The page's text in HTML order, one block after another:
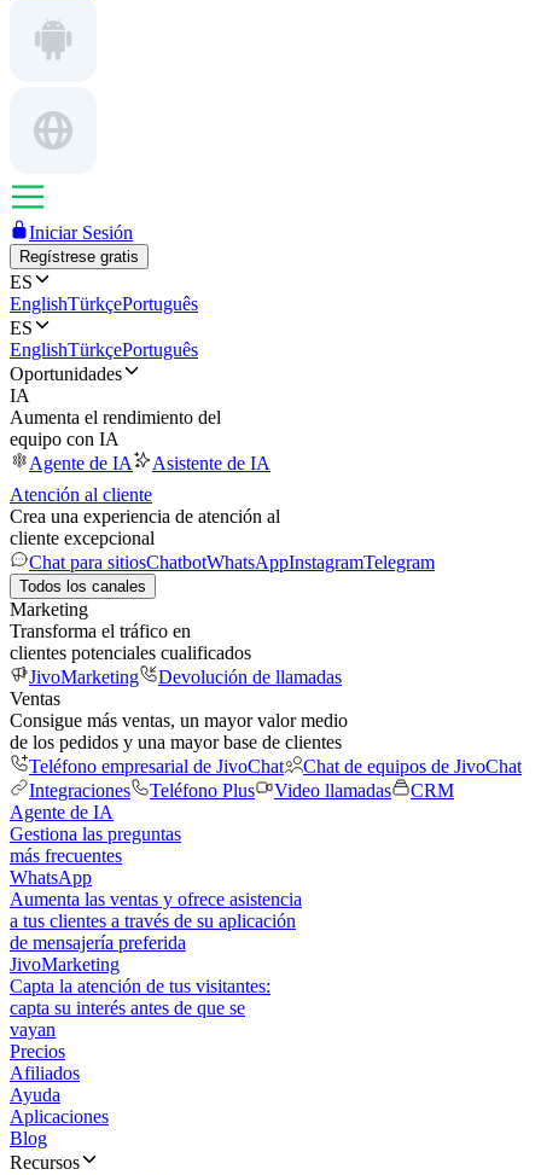
Iniciar Sesión
Regístrese gratis
ES
EnglishTürkçePortuguês
ES
EnglishTürkçePortuguês
Oportunidades
IA
Aumenta el rendimiento del
equipo con IA
Agente de IA
Asistente de IA
Atención al cliente
Crea una experiencia de atención al
cliente excepcional
Chat para sitiosChatbotWhatsAppInstagramTelegram
Todos los canales
Marketing
Transforma el tráfico en
clientes potenciales cualificados
JivoMarketing
Devolución de llamadas
Ventas
Consigue más ventas, un mayor valor medio
de los pedidos y una mayor base de clientes
Teléfono empresarial de JivoChat
Chat de equipos de JivoChat
Integraciones
Teléfono Plus Video llamadas
CRM
Agente de IA
Gestiona las preguntas
más frecuentes
WhatsApp
Aumenta las ventas y ofrece asistencia
a tus clientes a través de su aplicación
de mensajería preferida
JivoMarketing
Capta la atención de tus visitantes:
capta su interés antes de que se
vayan
Precios
Afiliados
Ayuda
Aplicaciones
Blog
Recursos